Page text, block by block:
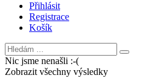
Přihlásit
Registrace
Košík
Nic jsme nenašli :-(
Zobrazit všechny výsledky